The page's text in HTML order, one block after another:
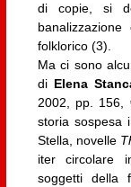
di copie, si
folklorico (3).
Ma ci sono
di Elena
2002, pp. 156,
storia sospesa
Stella, novelle
iter circolare
soggetti della